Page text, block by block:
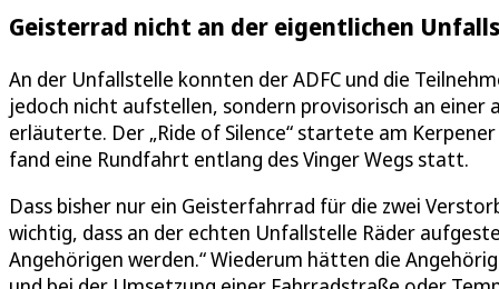
Geisterrad nicht an der eigentlichen
An der Unfallstelle konnten der ADFC und die
jedoch nicht aufstellen, sondern provisorisch an einer
erläuterte. Der „Ride of Silence“ startete am
fand eine Rundfahrt entlang des Vinger Wegs statt.
Dass bisher nur ein Geisterfahrrad für die zwei
wichtig, dass an der echten Unfallstelle Räder
Angehörigen werden.“ Wiederum hätten die